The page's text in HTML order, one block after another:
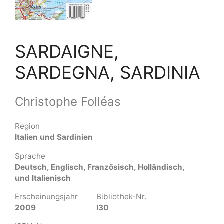
SARDAIGNE,
SARDEGNA, SARDINIA
Christophe Folléas
Region
Italien und Sardinien
Sprache
Deutsch, Englisch, Französisch, Holländisch,
und Italienisch
Erscheinungsjahr
2009
Bibliothek-Nr.
I30